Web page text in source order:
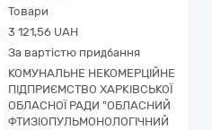
Товари
3 121,56 UAH
За вартістю придбання
КОМУНАЛЬНЕ НЕКОМЕРЦІЙНЕ
ПІДПРИЄМСТВО ХАРКІВСЬКОЇ
ОБЛАСНОЇ РАДИ "ОБЛАСНИЙ
ФТИЗІОПУЛЬМОНОЛОГІЧНИЙ